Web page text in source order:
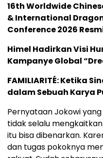
16th Worldwide
& International
Conference 2026
Himel Hadirkan Visi
Kampanye Global
FAMILIARITÉ: Ketika
dalam Sebuah Karya
Pernyataan Jokowi
tidak selalu
itu bisa dibenarkan.
dan tugas pokoknya